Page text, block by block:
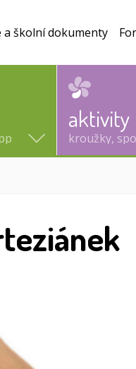
aktivity
kroužky,
a školní dokumenty